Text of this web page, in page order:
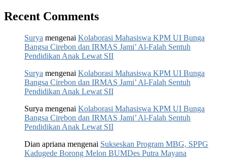
Recent Comments
Surya mengenai Kolaborasi Mahasiswa KPM UI Bunga
Bangsa Cirebon dan IRMAS Jami’ Al-Falah Sentuh
Pendidikan Anak Lewat SII
Surya mengenai Kolaborasi Mahasiswa KPM UI Bunga
Bangsa Cirebon dan IRMAS Jami’ Al-Falah Sentuh
Pendidikan Anak Lewat SII
Surya mengenai Kolaborasi Mahasiswa KPM UI Bunga
Bangsa Cirebon dan IRMAS Jami’ Al-Falah Sentuh
Pendidikan Anak Lewat SII
Dian apriana mengenai Sukseskan Program MBG, SPPG
Kadugede Borong Melon BUMDes Putra Mayana‎‎